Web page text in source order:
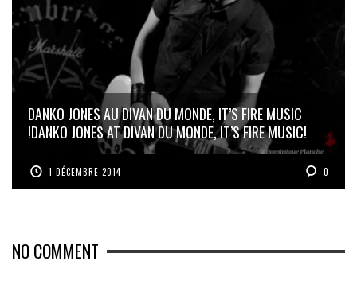
DANKO JONES AU DIVAN DU MONDE, IT’S FIRE MUSIC
!DANKO JONES AT DIVAN DU MONDE, IT’S FIRE MUSIC!
1 DÉCEMBRE 2014 0
NO COMMENT